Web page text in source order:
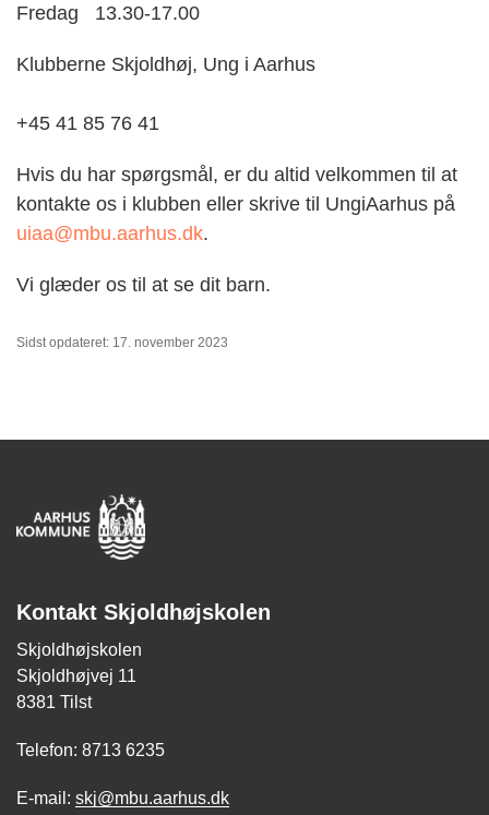
Fredag 13.30-17.00
Klubberne Skjoldhøj, Ung i Aarhus
+45 41 85 76 41
Hvis du har spørgsmål, er du altid velkommen til at
kontakte os i klubben eller skrive til UngiAarhus på
uiaa@mbu.aarhus.dk.
Vi glæder os til at se dit barn.
Sidst opdateret: 17. november 2023
Kontakt Skjoldhøjskolen
Skjoldhøjskolen
Skjoldhøjvej 11
8381 Tilst
Telefon: 8713 6235
E-mail: skj@mbu.aarhus.dk